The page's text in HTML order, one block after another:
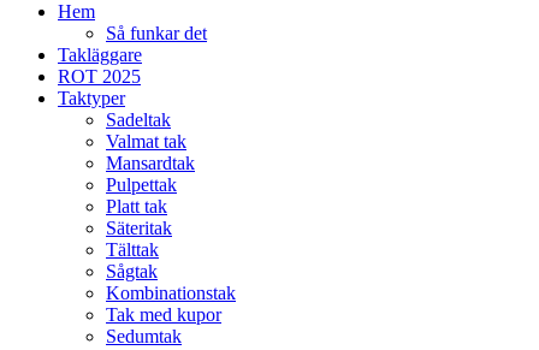
Hem
Så funkar det
Takläggare
ROT 2025
Taktyper
Sadeltak
Valmat tak
Mansardtak
Pulpettak
Platt tak
Säteritak
Tälttak
Sågtak
Kombinationstak
Tak med kupor
Sedumtak